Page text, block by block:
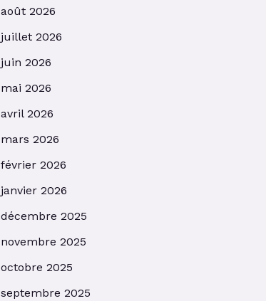
août 2026
juillet 2026
juin 2026
mai 2026
avril 2026
mars 2026
février 2026
janvier 2026
décembre 2025
novembre 2025
octobre 2025
septembre 2025